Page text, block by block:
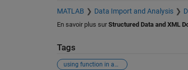
MATLAB Data Import and Analysis
En savoir plus sur Structured Data and XML
Tags
using function in an other function